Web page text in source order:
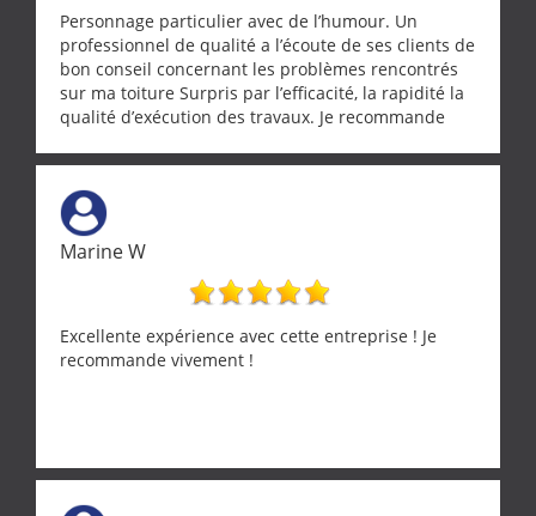
Personnage particulier avec de l’humour. Un
professionnel de qualité a l’écoute de ses clients de
bon conseil concernant les problèmes rencontrés
sur ma toiture Surpris par l’efficacité, la rapidité la
qualité d’exécution des travaux. Je recommande
Marine W
Excellente expérience avec cette entreprise ! Je
recommande vivement !